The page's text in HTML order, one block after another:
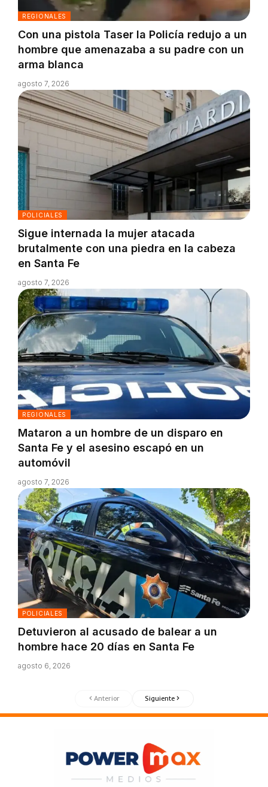
REGIONALES
Con una pistola Taser la Policía redujo a un
hombre que amenazaba a su padre con un
arma blanca
agosto 7, 2026
POLICIALES
Sigue internada la mujer atacada
brutalmente con una piedra en la cabeza
en Santa Fe
agosto 7, 2026
REGIONALES
Mataron a un hombre de un disparo en
Santa Fe y el asesino escapó en un
automóvil
agosto 7, 2026
POLICIALES
Detuvieron al acusado de balear a un
hombre hace 20 días en Santa Fe
agosto 6, 2026
Anterior Siguiente